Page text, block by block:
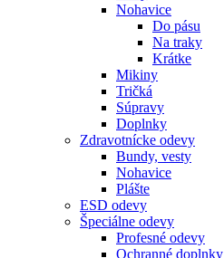
Nohavice
Do pásu
Na traky
Krátke
Mikiny
Tričká
Súpravy
Doplnky
Zdravotnícke odevy
Bundy, vesty
Nohavice
Plášte
ESD odevy
Špeciálne odevy
Profesné odevy
Ochranné doplnky